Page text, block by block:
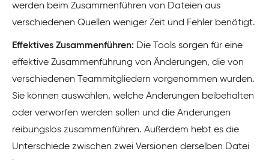
werden beim Zusammenführen von Dateien aus
verschiedenen Quellen weniger Zeit und Fehler benötigt.
Effektives Zusammenführen: Die Tools sorgen für eine
effektive Zusammenführung von Änderungen, die von
verschiedenen Teammitgliedern vorgenommen wurden.
Sie können auswählen, welche Änderungen beibehalten
oder verworfen werden sollen und die Änderungen
reibungslos zusammenführen. Außerdem hebt es die
Unterschiede zwischen zwei Versionen derselben Datei